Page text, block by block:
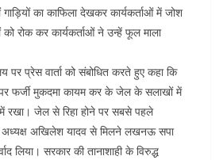
का काफिला देखकर कार्यकर्ताओं में जोश
रोक कर कार्यकर्ताओं ने उन्हें फूल माला
पर प्रेस वार्ता को संबोधित करते हुए कहा कि
फर्जी मुकदमा कायम कर के जेल के सलाखों में
जेल से रिहा होने पर सबसे पहले
अध्यक्ष अखिलेश यादव से मिलने लखनऊ सपा
लिया। सरकार की तानाशाही के विरुद्ध